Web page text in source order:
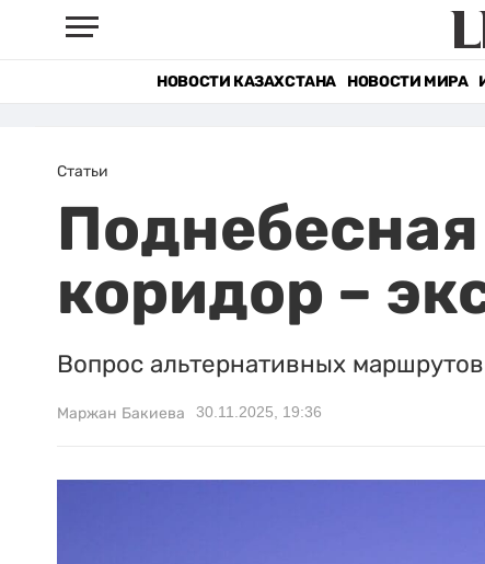
НОВОСТИ КАЗАХСТАНА НОВОСТИ МИРА
Статьи
коридор –
Вопрос альтернативных
Маржан Бакиева 30.11.2025, 19:36